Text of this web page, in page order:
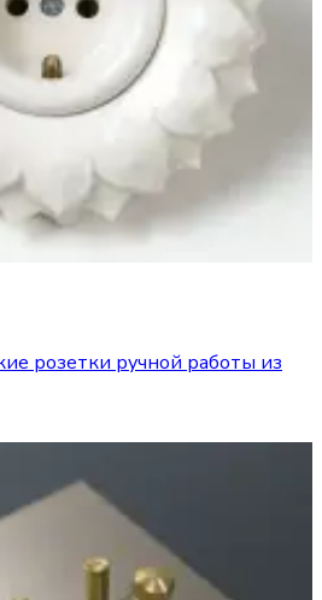
розетки ручной работы из